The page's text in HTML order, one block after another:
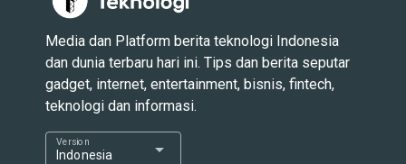
Media dan Platform berita teknologi Indonesia
dan dunia terbaru hari ini. Tips dan berita seputar
gadget, internet, entertainment, bisnis, fintech,
teknologi dan informasi.
Indonesia
Version arrow_drop_down